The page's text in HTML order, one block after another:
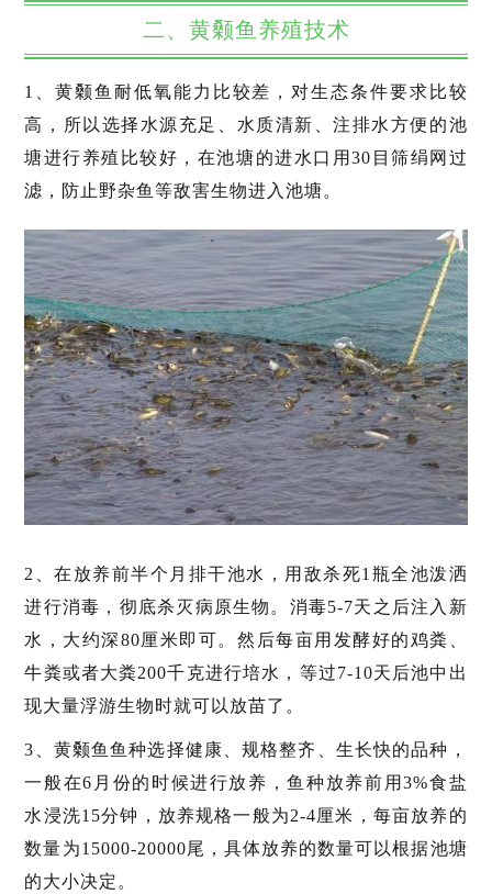
二、黄颡鱼养殖技术
1、黄颡鱼耐低氧能力比较差，对生态条件要求比较
高，所以选择水源充足、水质清新、注排水方便的池
塘进行养殖比较好，在池塘的进水口用30目筛绢网过
滤，防止野杂鱼等敌害生物进入池塘。
2、在放养前半个月排干池水，用敌杀死1瓶全池泼洒
进行消毒，彻底杀灭病原生物。消毒5-7天之后注入新
水，大约深80厘米即可。然后每亩用发酵好的鸡粪、
牛粪或者大粪200千克进行培水，等过7-10天后池中出
现大量浮游生物时就可以放苗了。
3、黄颡鱼鱼种选择健康、规格整齐、生长快的品种，
一般在6月份的时候进行放养，鱼种放养前用3%食盐
水浸洗15分钟，放养规格一般为2-4厘米，每亩放养的
数量为15000-20000尾，具体放养的数量可以根据池塘
的大小决定。